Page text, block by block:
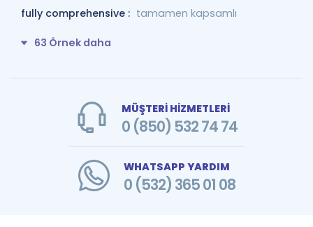
fully comprehensive : tamamen kapsamlı
63 Örnek daha
MÜŞTERİ HİZMETLERİ
0 (850) 532 74 74
WHATSAPP YARDIM
0 (532) 365 01 08